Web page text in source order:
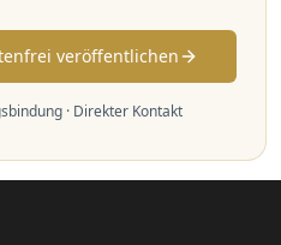
veröffentlichen
· Direkter Kontakt